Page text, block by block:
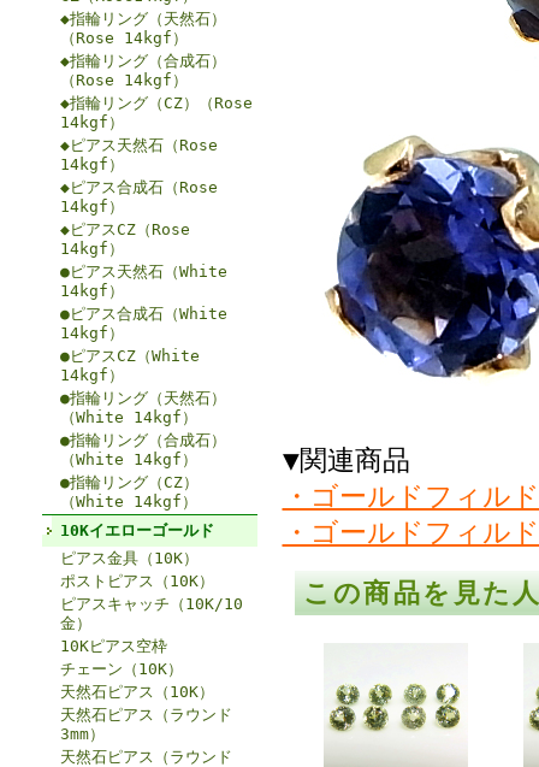
◆指輪リング（天然石）
（Rose 14kgf）
◆指輪リング（合成石）
（Rose 14kgf）
◆指輪リング（CZ）（Rose
14kgf）
◆ピアス天然石（Rose
14kgf）
◆ピアス合成石（Rose
14kgf）
◆ピアスCZ（Rose
14kgf）
●ピアス天然石（White
14kgf）
●ピアス合成石（White
14kgf）
●ピアスCZ（White
14kgf）
●指輪リング（天然石）
（White 14kgf）
●指輪リング（合成石）
（White 14kgf）
●指輪リング（CZ）
（White 14kgf）
10Kイエローゴールド
ピアス金具（10K）
ポストピアス（10K）
ピアスキャッチ（10K/10
金）
10Kピアス空枠
チェーン（10K）
天然石ピアス（10K）
天然石ピアス（ラウンド
3mm）
天然石ピアス（ラウンド
▼関連商品
・ゴールドフィル
・ゴールドフィル
この商品を見た